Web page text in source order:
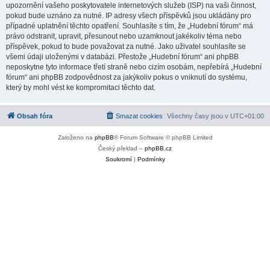
upozornění vašeho poskytovatele internetových služeb (ISP) na vaši činnost,
pokud bude uznáno za nutné. IP adresy všech příspěvků jsou ukládány pro
případné uplatnění těchto opatření. Souhlasíte s tím, že „Hudební fórum“ má
právo odstranit, upravit, přesunout nebo uzamknout jakékoliv téma nebo
příspěvek, pokud to bude považovat za nutné. Jako uživatel souhlasíte se
všemi údaji uloženými v databázi. Přestože „Hudební fórum“ ani phpBB
neposkytne tyto informace třetí straně nebo cizím osobám, nepřebírá „Hudební
fórum“ ani phpBB zodpovědnost za jakýkoliv pokus o vniknutí do systému,
který by mohl vést ke kompromitaci těchto dat.
Obsah fóra Všechny časy jsou v UTC+01:00
Smazat cookies
Založeno na phpBB® Forum Software © phpBB Limited
Český překlad – phpBB.cz
Soukromí| Podmínky